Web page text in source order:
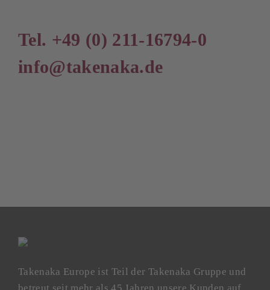
Tel. +49 (0) 211-16794-0
info@takenaka.de
Takenaka Europe ist Teil der Takenaka Gruppe und